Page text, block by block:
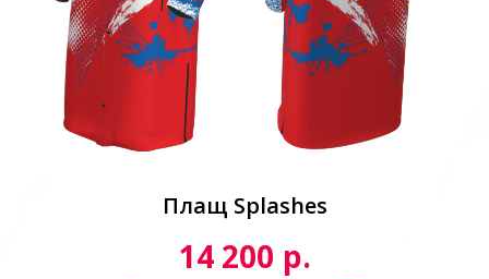
Плащ Splashes
14 200 р.